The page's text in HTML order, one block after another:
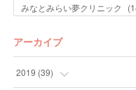
みなとみらい夢クリニック
(
アーカイブ
2019 (39)